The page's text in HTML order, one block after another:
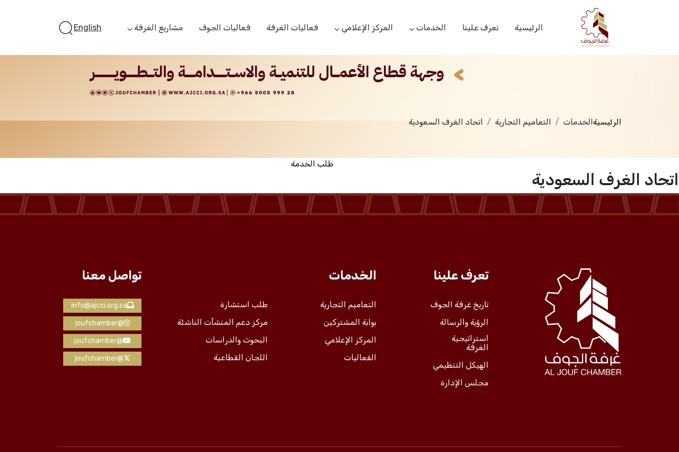
المركز الإعلامي
فعاليات الغرفة
الرئيسية تعرف علينا الخدمات
التعاميم التجارية البحوث والدراسات
بوابة المشتركين
مركز دعم المنشأت الناشئة مكتب الاحتجاج
المركز الإعلامي
الأخبار
الشعار
فعاليات الغرفة فعاليات الجوف مشاريع الغرفة
أستثمر بالجوف
الجوف ستارت أب
English
الخدمات
الرئيسيةالخدمات التعاميم التجارية اتحاد الغرف السعودية
اتحاد الغرف السعودية
طلب الخدمة
تعرف علينا
تاريخ غرفة الجوف
الرؤية والرسالة
استراتيجية
الغرفة
الهيكل التنظيمي
مجلس الإدارة
الخدمات
التعاميم التجارية
طلب استشارة
بوابة المشتركين
مركز دعم المنشأت الناشئة
المركز الإعلامي
البحوث والدراسات
الفعاليات
اللجان القطاعية
تواصل معنا
info@ajcci.org.sa
@joufchamber
@joufchamber
@joufchamber